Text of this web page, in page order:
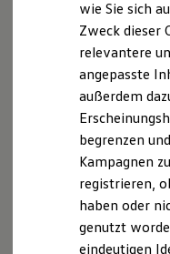
Kosten und
E-Auto-
Software und
Die ID.
ID.
Digitale
Hybridautos
Marke und Erlebnis
Volkswagen R
R-
R
Driving
Volkswagen
Bundesrepubik
Erlaubnisbefreiung
Aufsichtsbehörde:
Industrie- und
Leonardo-Da-Vinci-
32760 Detmold
0WMM-VPE5Y-78
zur Teilnahme an
wie Sie sich
Zweck dieser
relevantere
angepasste
außerdem
begrenzen
Kampagnen
registrieren,
haben oder
genutzt
eindeutigen